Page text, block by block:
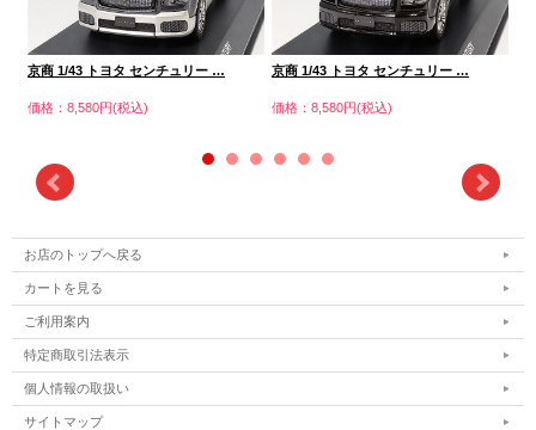
京商 1/43 トヨタ センチュリー …
価格：8,580円(税込)
京商 1/43 トヨタ センチュリー …
価格：8,580円(税込)
お店のトップへ戻る
カートを見る
ご利用案内
特定商取引法表示
個人情報の取扱い
サイトマップ